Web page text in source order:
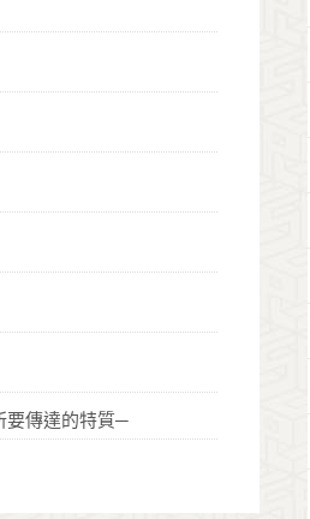
要傳達的特質─